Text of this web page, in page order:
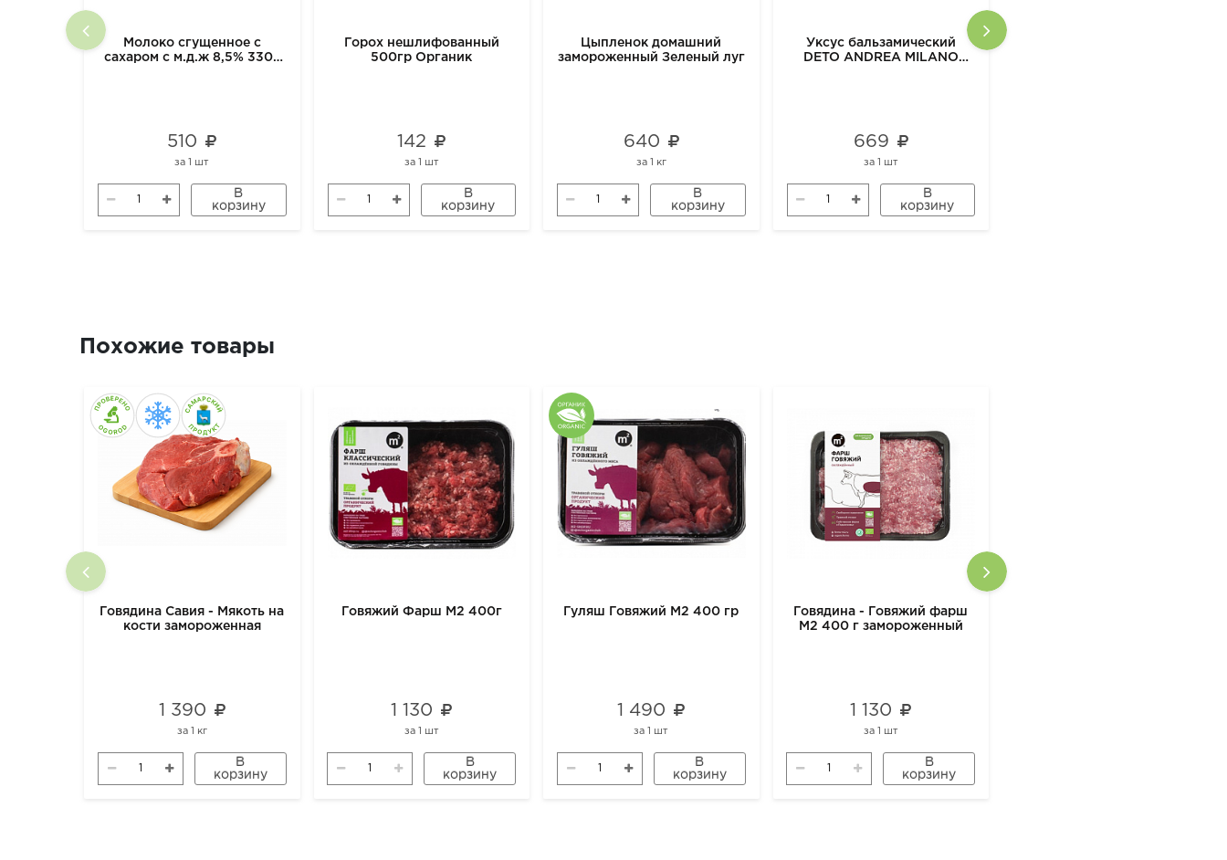
Молоко сгущенное с
сахаром с м.д.ж 8,5% 330г
510
за1 шт
В
корзину
Горох нешлифованный
500гр Органик
142
за 1 шт
В
корзину
Цыпленок домашний
замороженный Зеленый луг
640
за 1 кг
В
корзину
Уксус бальзамический
DETO ANDREA MILANO
669
за 1 шт
В
корзину
Похожие товары
Говядина Савия - Мякоть на
кости замороженная
1 390
за 1 кг
В
корзину
Говяжий Фарш М2 400г
1 130
за 1 шт
В
корзину
Гуляш Говяжий М2 400 гр
1 490
за1 шт
В
корзину
Говядина - Говяжий фарш
М2 400 г замороженный
1 130
за 1 шт
В
корзину